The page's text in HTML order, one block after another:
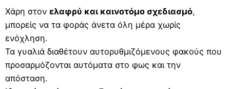
Χάρη στον ελαφρύ και καινοτόμο σχεδιασμό,
μπορείς να τα φοράς άνετα όλη μέρα χωρίς
ενόχληση.
Τα γυαλιά διαθέτουν αυτορυθμιζόμενους φακούς που
προσαρμόζονται αυτόματα στο φως και την
απόσταση.